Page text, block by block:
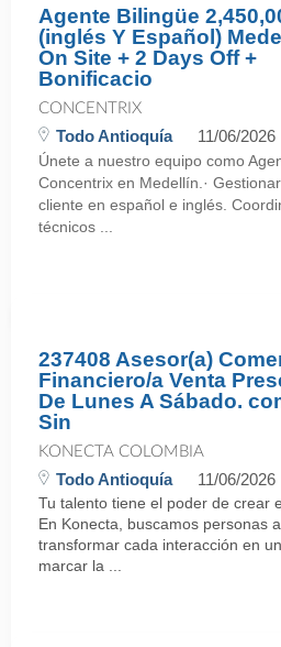
Agente Bilingüe
(inglés Y Español)
On Site + 2 Days Off +
Bonificacio
CONCENTRIX
Todo Antioquía 11/06/2026
Únete a nuestro equipo como
Concentrix en Medellín.·
cliente en español e inglés.
técnicos ...
237408 Asesor(a)
Financiero/a Venta
De Lunes A Sábado.
Sin
KONECTA COLOMBIA
Todo Antioquía 11/06/2026
Tu talento tiene el poder de crear
En Konecta, buscamos personas
transformar cada interacción en
marcar la ...